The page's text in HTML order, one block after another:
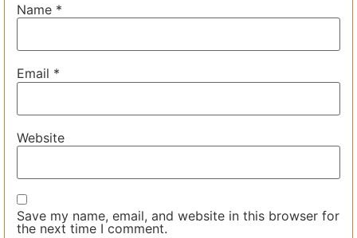
Name *
Email *
Website
Save my name, email, and website in this browser for
the next time I comment.